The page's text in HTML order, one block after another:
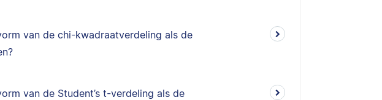
van de chi-kwadraatverdeling als de
van de Student’s t-verdeling als de